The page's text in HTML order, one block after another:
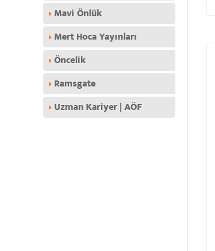
Mavi Önlük
Mert Hoca Yayınları
Öncelik
Ramsgate
Uzman Kariyer | AÖF